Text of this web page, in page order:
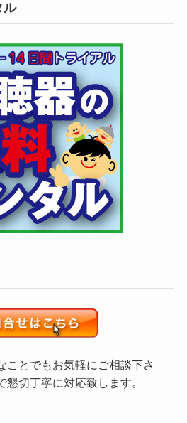
ル
ことでもお気軽にご相談下さ
切丁寧に対応致します。